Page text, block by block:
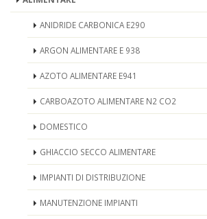
ANIDRIDE CARBONICA E290
ARGON ALIMENTARE E 938
AZOTO ALIMENTARE E941
CARBOAZOTO ALIMENTARE N2 CO2
DOMESTICO
GHIACCIO SECCO ALIMENTARE
IMPIANTI DI DISTRIBUZIONE
MANUTENZIONE IMPIANTI